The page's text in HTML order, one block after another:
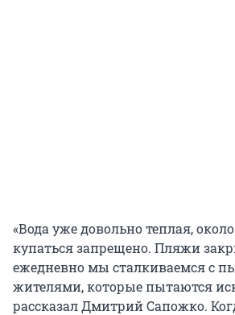
«Вода уже довольно теплая,
купаться запрещено. Пляжи
ежедневно мы сталкиваемся с
жителями, которые пытаются
рассказал Дмитрий Сапожко.